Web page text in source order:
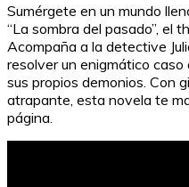
Sumérgete en un mundo
“La sombra del pasado”, el
Acompaña a la detective
resolver un enigmático
sus propios demonios. Con
atrapante, esta novela te
página.